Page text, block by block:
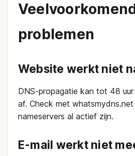
problemen
Website werkt niet
DNS-propagatie kan tot 48
af. Check met
nameservers al actief zijn.
E-mail werkt niet